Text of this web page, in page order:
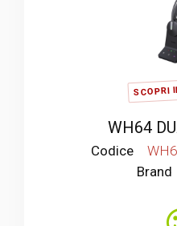
SCOPRI
WH64
Codice
Brand